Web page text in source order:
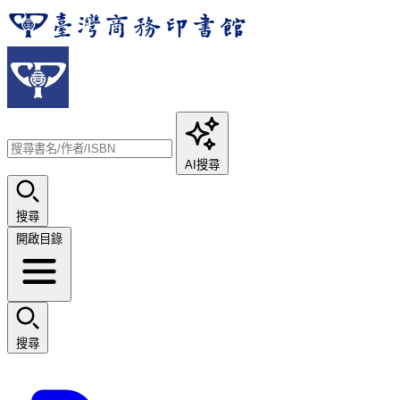
AI搜尋
搜尋
開啟目錄
搜尋